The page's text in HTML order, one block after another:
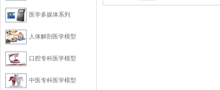
医学多媒体系列
人体解剖医学模型
口腔专科医学模型
中医专科医学模型